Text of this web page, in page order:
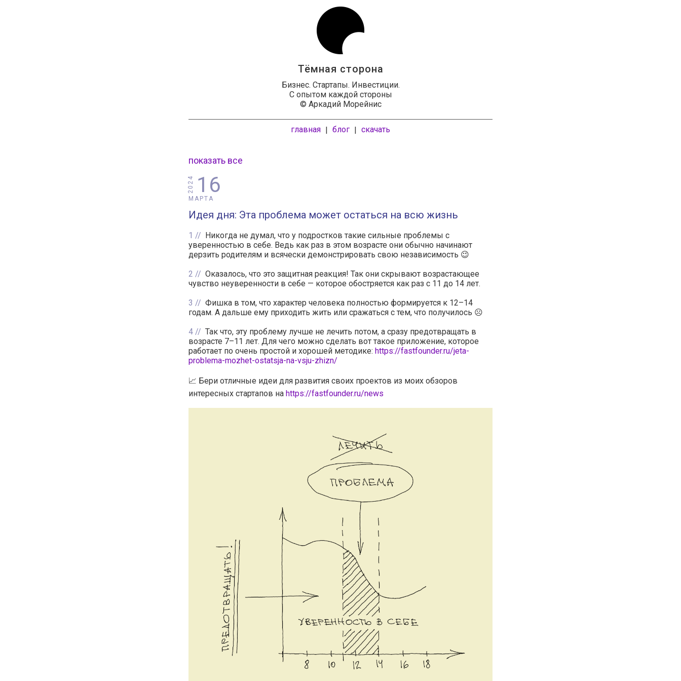
Тёмная сторона
Бизнес. Стартапы. Инвестиции.
С опытом каждой стороны
© Аркадий Морейнис
главная | блог | скачать
показать все
16
МАРТА
2024
Идея дня: Эта проблема может остаться на всю жизнь
1
Никогда не думал, что у подростков такие сильные проблемы с
уверенностью в себе. Ведь как раз в этом возрасте они обычно начинают
дерзить родителям и всячески демонстрировать свою независимость 😉
2
Оказалось, что это защитная реакция! Так они скрывают возрастающее
чувство неуверенности в себе — которое обостряется как раз с 11 до 14 лет.
3
Фишка в том, что характер человека полностью формируется к 12–14
годам. А дальше ему приходить жить или сражаться с тем, что получилось ☹️
4
Так что, эту проблему лучше не лечить потом, а сразу предотвращать в
возрасте 7–11 лет. Для чего можно сделать вот такое приложение, которое
работает по очень простой и хорошей методике: https://fastfounder.ru/jeta-
problema-mozhet-ostatsja-na-vsju-zhizn/
📈 Бери отличные идеи для развития своих проектов из моих обзоров
интересных стартапов на https://fastfounder.ru/news